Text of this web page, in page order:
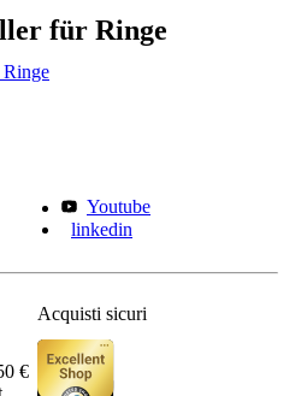
für Ringe
Youtube
linkedin
€
Acquisti sicuri